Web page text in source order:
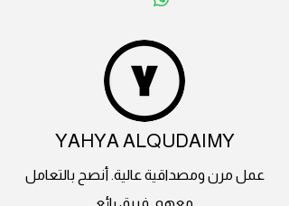
YAHYA ALQUDAIMY
عمل مرن ومصداقية عالية. أنصح بالتعامل